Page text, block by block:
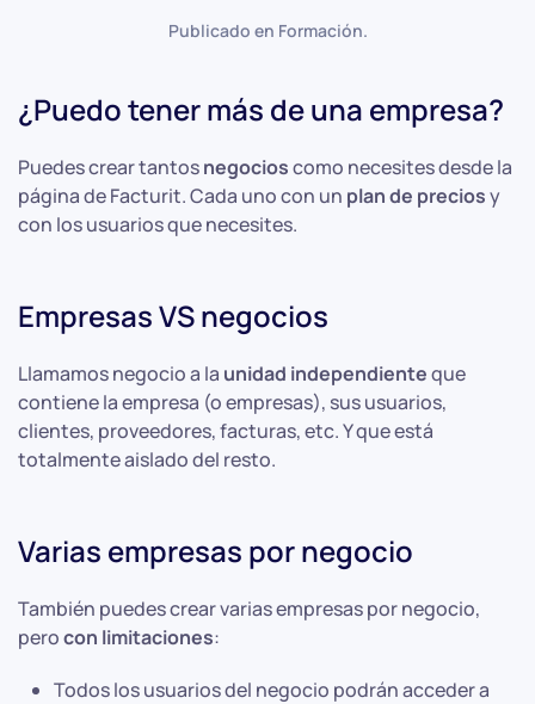
Publicado en Formación.
¿Puedo tener más de una empresa?
Puedes crear tantosnegocioscomo necesites desde la
página de Facturit. Cada uno con un plan de preciosy
con los usuarios que necesites.
Empresas VS negocios
Llamamos negocio a la unidad independienteque
contiene la empresa (o empresas), sus usuarios,
clientes, proveedores, facturas, etc. Y que está
totalmente aislado del resto.
Varias empresas por negocio
También puedes crear varias empresas por negocio,
perocon limitaciones:
Todos los usuarios del negocio podrán acceder a